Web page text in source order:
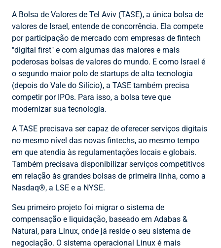
A Bolsa de Valores de Tel Aviv (TASE), a única bolsa de
valores de Israel, entende de concorrência. Ela compete
por participação de mercado com empresas de fintech
"digital first" e com algumas das maiores e mais
poderosas bolsas de valores do mundo. E como Israel é
o segundo maior polo de startups de alta tecnologia
(depois do Vale do Silício), a TASE também precisa
competir por IPOs. Para isso, a bolsa teve que
modernizar sua tecnologia.
A TASE precisava ser capaz de oferecer serviços digitais
no mesmo nível das novas fintechs, ao mesmo tempo
em que atendia às regulamentações locais e globais.
Também precisava disponibilizar serviços competitivos
em relação às grandes bolsas de primeira linha, como a
Nasdaq®, a LSE e a NYSE.
Seu primeiro projeto foi migrar o sistema de
compensação e liquidação, baseado em Adabas &
Natural, para Linux, onde já reside o seu sistema de
negociação. O sistema operacional Linux é mais